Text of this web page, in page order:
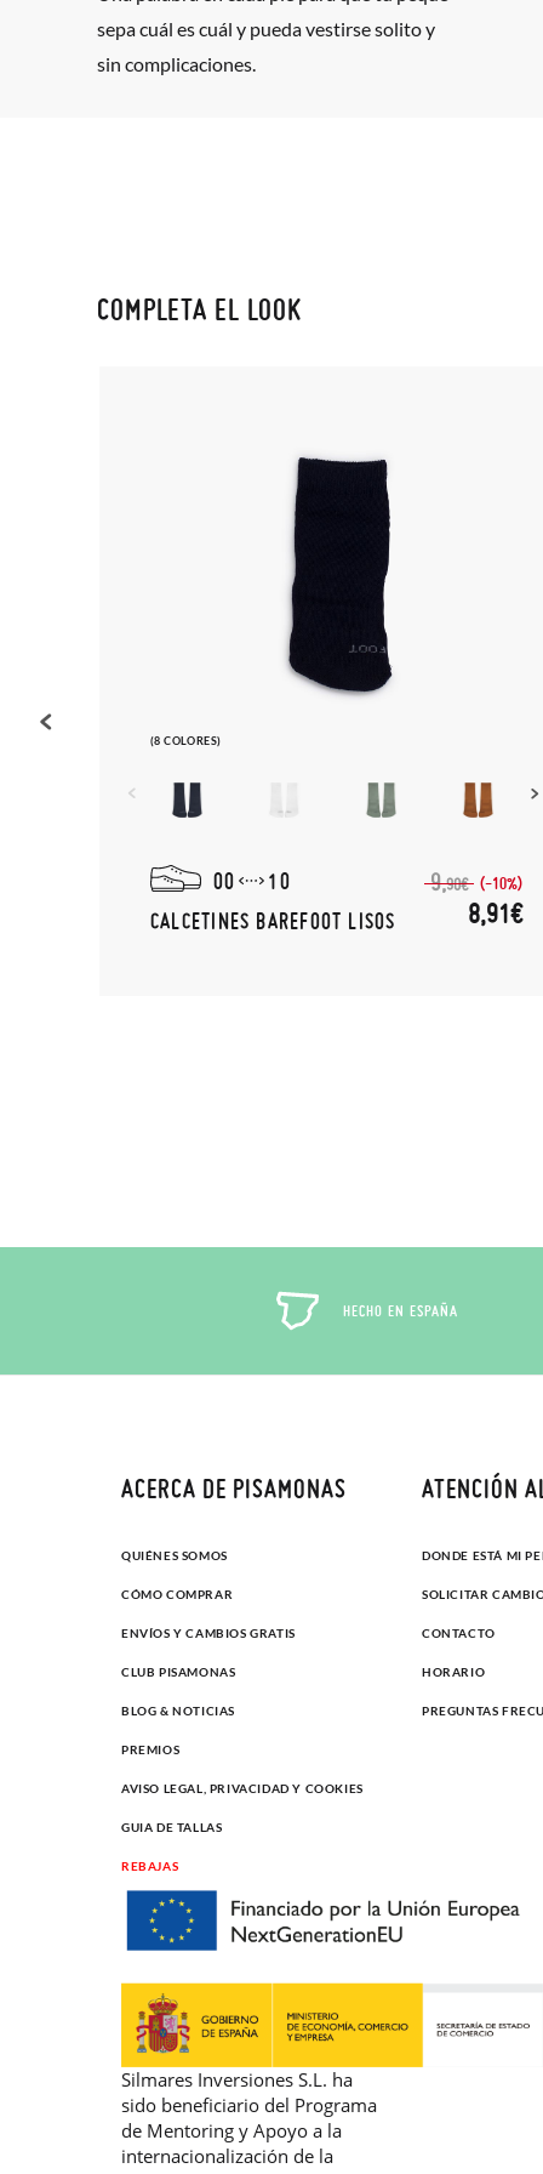
sepa cuál es cuál y pueda vestirse solito y
sin complicaciones.
COMPLETA EL LOOK
(8 COLORES)
00
10
CALCETINES BAREFOOT LISOS
9,90€ (-10%)
8,91€
HECHO EN ESPAÑA
ACERCA DE PISAMONAS
QUIÉNES SOMOS
CÓMO COMPRAR
ENVÍOS Y CAMBIOS GRATIS
CLUB PISAMONAS
BLOG & NOTICIAS
PREMIOS
AVISO LEGAL, PRIVACIDAD Y COOKIES
GUIA DE TALLAS
REBAJAS
Silmares Inversiones S.L. ha
sido beneficiario del Programa
de Mentoring y Apoyo a la
internacionalización de la
ATENCIÓN
DONDE ESTÁ MI
SOLICITAR
CONTACTO
HORARIO
PREGUNTAS